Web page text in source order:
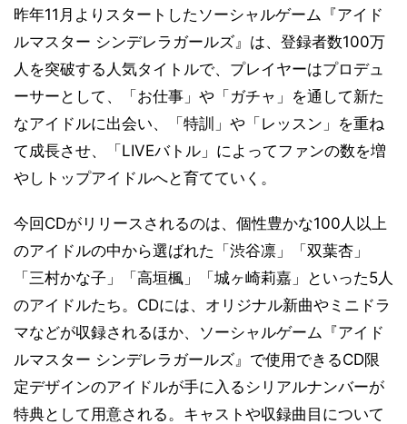
昨年11月よりスタートしたソーシャルゲーム『アイド
ルマスター シンデレラガールズ』は、登録者数100万
人を突破する人気タイトルで、プレイヤーはプロデュ
ーサーとして、「お仕事」や「ガチャ」を通して新た
なアイドルに出会い、「特訓」や「レッスン」を重ね
て成長させ、「LIVEバトル」によってファンの数を増
やしトップアイドルへと育てていく。
今回CDがリリースされるのは、個性豊かな100人以上
のアイドルの中から選ばれた「渋谷凛」「双葉杏」
「三村かな子」「高垣楓」「城ヶ崎莉嘉」といった5人
のアイドルたち。CDには、オリジナル新曲やミニドラ
マなどが収録されるほか、ソーシャルゲーム『アイド
ルマスター シンデレラガールズ』で使用できるCD限
定デザインのアイドルが手に入るシリアルナンバーが
特典として用意される。キャストや収録曲目について